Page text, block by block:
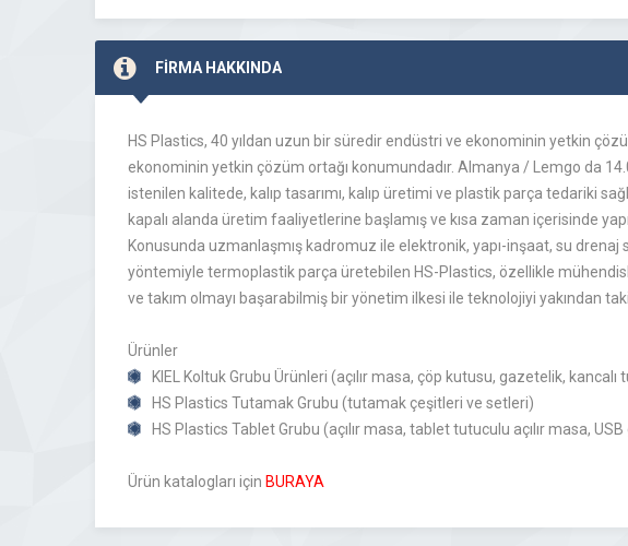
FİRMA HAKKINDA
HS Plastics, 40 yıldan uzun bir süredir endüstri ve ekonominin yetkin
ekonominin yetkin çözüm ortağı konumundadır. Almanya / Lemgo da
istenilen kalitede, kalıp tasarımı, kalıp üretimi ve plastik parça tedariki
kapalı alanda üretim faaliyetlerine başlamış ve kısa zaman içerisinde
Konusunda uzmanlaşmış kadromuz ile elektronik, yapı-inşaat, su
yöntemiyle termoplastik parça üretebilen HS-Plastics, özellikle
ve takım olmayı başarabilmiş bir yönetim ilkesi ile teknolojiyi yakından
Ürünler
KIEL Koltuk Grubu Ürünleri (açılır masa, çöp kutusu, gazetelik,
HS Plastics Tutamak Grubu (tutamak çeşitleri ve setleri)
HS Plastics Tablet Grubu (açılır masa, tablet tutuculu açılır masa, USB
Ürün katalogları için BURAYA